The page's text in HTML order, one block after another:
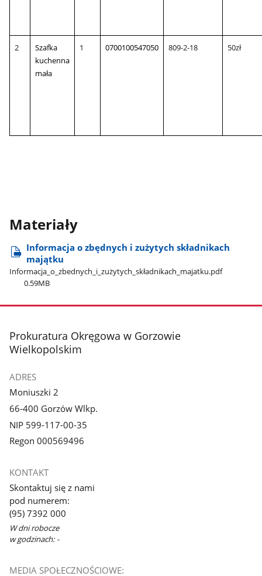
2
Szafka
kuchenna
mała
1 0700100547050 809-2-18 50zł
Materiały
Informacja o zbędnych i zużytych składnikach
majątku
Informacja​_o​_zbednych​_i​_zużytych​_składnikach​_majatku.pdf
0.59MB
stopka
Prokuratura Okręgowa w Gorzowie
Wielkopolskim
ADRES
Moniuszki 2
66-400 Gorzów Wlkp.
NIP 599-117-00-35
Regon 000569496
KONTAKT
Skontaktuj się z nami
pod numerem:
(95) 7392 000
W dni robocze
w godzinach: -
MEDIA SPOŁECZNOŚCIOWE: